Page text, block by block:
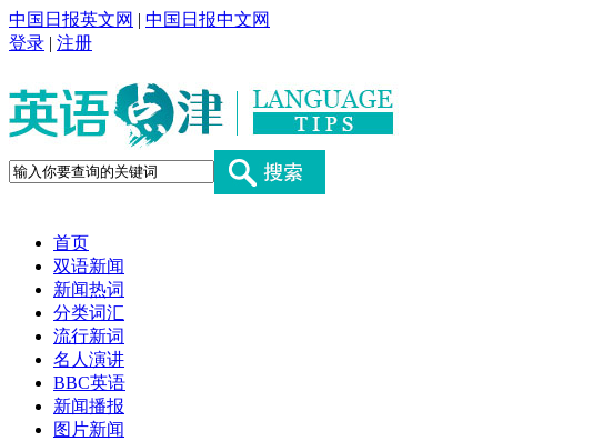
中国日报英文网 | 中国日报中文网
登录 | 注册
首页
双语新闻
新闻热词
分类词汇
流行新词
名人演讲
BBC英语
新闻播报
图片新闻